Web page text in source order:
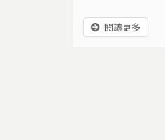
閱讀更多